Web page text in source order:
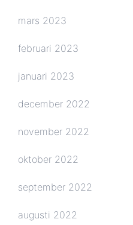
mars 2023
februari 2023
januari 2023
december 2022
november 2022
oktober 2022
september 2022
augusti 2022